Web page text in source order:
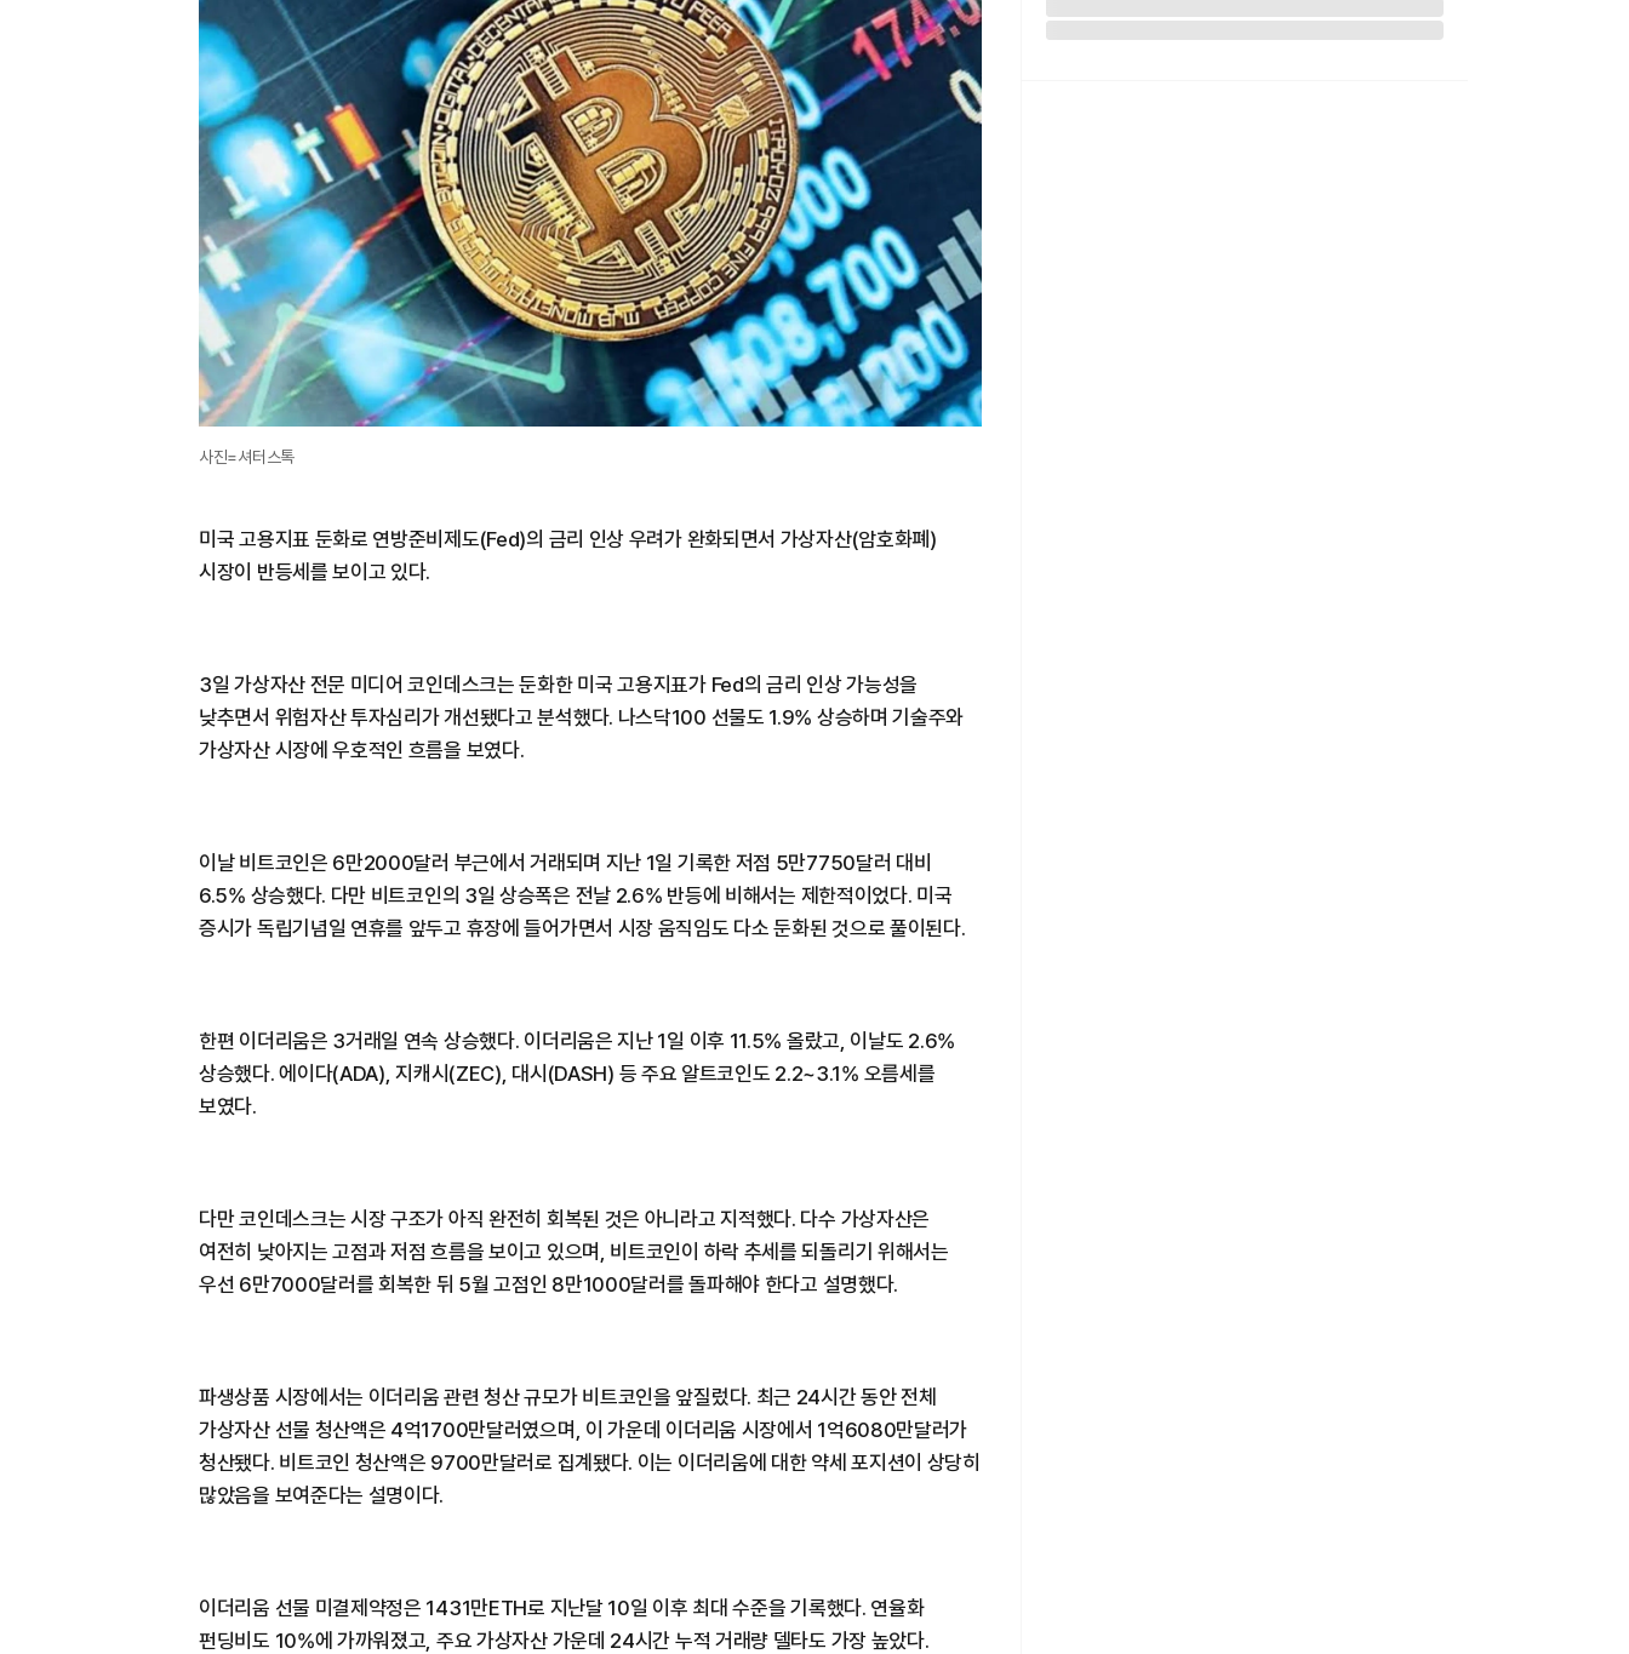
사진=셔터스톡
미국 고용지표 둔화로 연방준비제도(Fed)의 금리 인상 우려가 완화되면서 가상자산(암호화폐)
시장이 반등세를 보이고 있다.
3일 가상자산 전문 미디어 코인데스크는 둔화한 미국 고용지표가 Fed의 금리 인상 가능성을
낮추면서 위험자산 투자심리가 개선됐다고 분석했다. 나스닥100 선물도 1.9% 상승하며 기술주와
가상자산 시장에 우호적인 흐름을 보였다.
이날 비트코인은 6만2000달러 부근에서 거래되며 지난 1일 기록한 저점 5만7750달러 대비
6.5% 상승했다. 다만 비트코인의 3일 상승폭은 전날 2.6% 반등에 비해서는 제한적이었다. 미국
증시가 독립기념일 연휴를 앞두고 휴장에 들어가면서 시장 움직임도 다소 둔화된 것으로 풀이된다.
한편 이더리움은 3거래일 연속 상승했다. 이더리움은 지난 1일 이후 11.5% 올랐고, 이날도 2.6%
상승했다. 에이다(ADA), 지캐시(ZEC), 대시(DASH) 등 주요 알트코인도 2.2~3.1% 오름세를
보였다.
다만 코인데스크는 시장 구조가 아직 완전히 회복된 것은 아니라고 지적했다. 다수 가상자산은
여전히 낮아지는 고점과 저점 흐름을 보이고 있으며, 비트코인이 하락 추세를 되돌리기 위해서는
우선 6만7000달러를 회복한 뒤 5월 고점인 8만1000달러를 돌파해야 한다고 설명했다.
파생상품 시장에서는 이더리움 관련 청산 규모가 비트코인을 앞질렀다. 최근 24시간 동안 전체
가상자산 선물 청산액은 4억1700만달러였으며, 이 가운데 이더리움 시장에서 1억6080만달러가
청산됐다. 비트코인 청산액은 9700만달러로 집계됐다. 이는 이더리움에 대한 약세 포지션이 상당히
많았음을 보여준다는 설명이다.
이더리움 선물 미결제약정은 1431만ETH로 지난달 10일 이후 최대 수준을 기록했다. 연율화
펀딩비도 10%에 가까워졌고, 주요 가상자산 가운데 24시간 누적 거래량 델타도 가장 높았다.